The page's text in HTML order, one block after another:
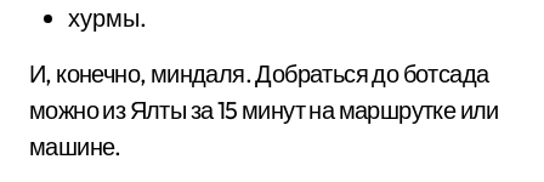
хурмы.
И, конечно, миндаля. Добраться до ботсада
можно из Ялты за 15 минут на маршрутке или
машине.